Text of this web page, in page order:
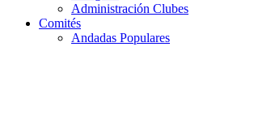
Administración Clubes
Comités
Andadas Populares